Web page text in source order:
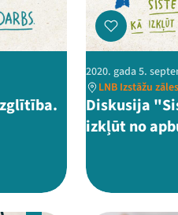
2020. gada 5.
LNB Izstāžu
Diskusija
izkļūt no